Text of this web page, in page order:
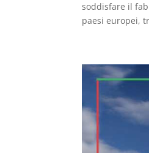
soddisfare il
paesi europei,